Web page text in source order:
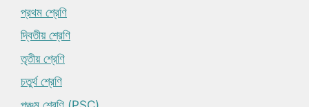
প্রথম শ্রেণি
দ্বিতীয় শ্রেণি
তৃতীয় শ্রেণি
চতুর্থ শ্রেণি